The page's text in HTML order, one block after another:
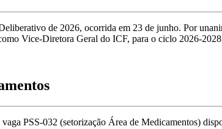
de 2026, ocorrida em 23 de junho. Por
Vice-Diretora Geral do ICF, para o ciclo 2026-
PSS-032 (setorização Área de Medicamentos)